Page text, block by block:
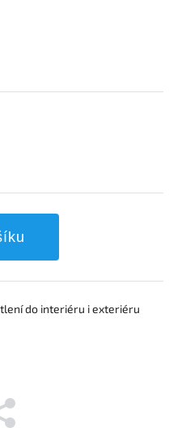
do interiéru i exteriéru